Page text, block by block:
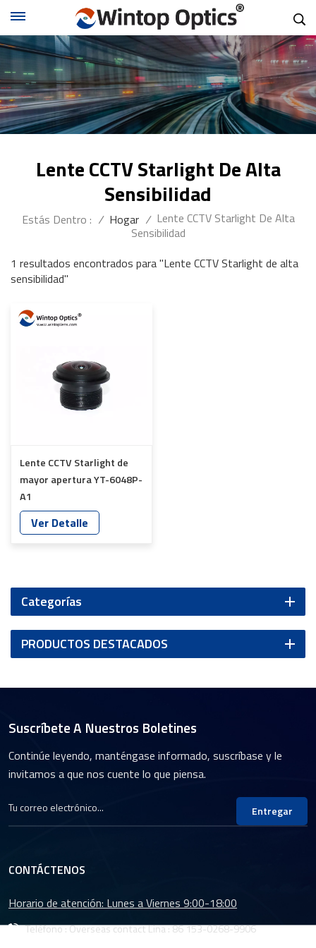
Lente CCTV Starlight De Alta
Sensibilidad
Estás Dentro : / Hogar / Lente CCTV Starlight De Alta
Sensibilidad
1 resultados encontrados para "Lente CCTV Starlight de alta
sensibilidad"
Lente CCTV Starlight de
mayor apertura YT-6048P-
A1
Ver Detalle
Categorías
PRODUCTOS DESTACADOS
Suscríbete A Nuestros Boletines
Continúe leyendo, manténgase informado, suscríbase y le
invitamos a que nos cuente lo que piensa.
Entregar
CONTÁCTENOS
Horario de atención: Lunes a Viernes 9:00-18:00
Teléfono : Overseas contact Lina :86 153-0268-9906